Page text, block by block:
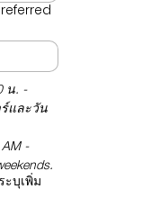
น. -
ร์และวัน
-
บุเพิ่ม